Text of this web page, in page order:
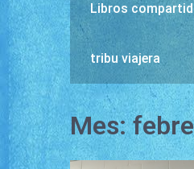
Libros
tribu viajera
Mes: